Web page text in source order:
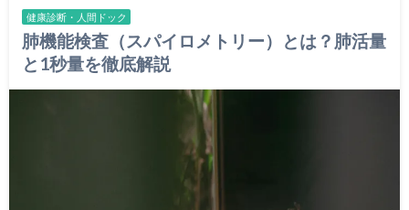
健康診断・人間ドック
肺機能検査（スパイロメトリー）とは？肺活量
と1秒量を徹底解説